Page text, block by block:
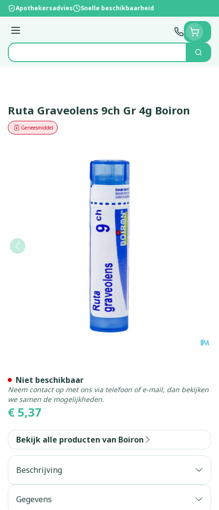
Ga naar de inhoud
Apothekersadvies Snelle beschikbaarheid
Menu
Product, merk, categorie...
Zoek
Ruta Graveolens 9ch Gr 4g Boiron
Geneesmiddel
€ 5,37
Niet beschikbaar
Neem contact op met ons via telefoon of e-mail, dan bekijken
we samen de mogelijkheden.
Bekijk alle producten van Boiron
Beschrijving
Gegevens